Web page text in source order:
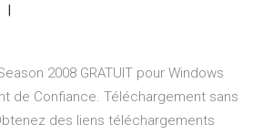
2008 GRATUIT pour Windows
de Confiance. Téléchargement sans
des liens téléchargements